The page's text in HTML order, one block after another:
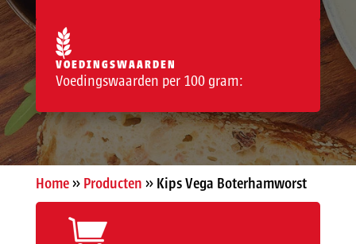
VOEDINGSWAARDEN
Voedingswaarden per 100 gram:
Home» Producten » Kips Vega Boterhamworst